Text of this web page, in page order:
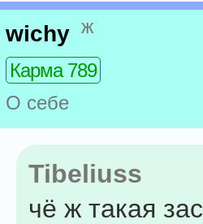
wichy ж
Карма 789
О себе
Tibeliuss
чё ж такая